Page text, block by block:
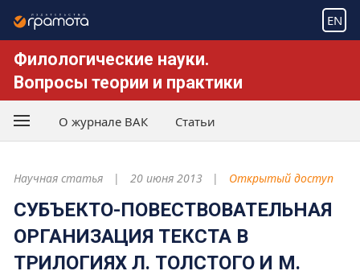
EN
Филологические науки.
Вопросы теории и практики
О журнале ВАК Статьи
Научная статья 20 июня 2013 Открытый доступ
СУБЪЕКТО-ПОВЕСТВОВАТЕЛЬНАЯ
ОРГАНИЗАЦИЯ ТЕКСТА В
ТРИЛОГИЯХ Л. ТОЛСТОГО И М.